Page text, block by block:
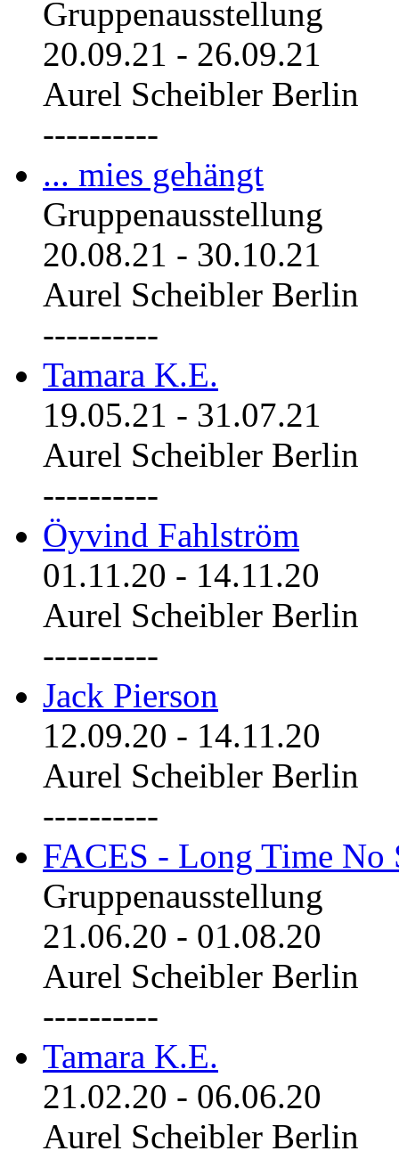
Gruppenausstellung
20.09.21 - 26.09.21
Aurel Scheibler Berlin
----------
... mies gehängt
Gruppenausstellung
20.08.21 - 30.10.21
Aurel Scheibler Berlin
----------
Tamara K.E.
19.05.21 - 31.07.21
Aurel Scheibler Berlin
----------
Öyvind Fahlström
01.11.20 - 14.11.20
Aurel Scheibler Berlin
----------
Jack Pierson
12.09.20 - 14.11.20
Aurel Scheibler Berlin
----------
FACES - Long Time No
Gruppenausstellung
21.06.20 - 01.08.20
Aurel Scheibler Berlin
----------
Tamara K.E.
21.02.20 - 06.06.20
Aurel Scheibler Berlin